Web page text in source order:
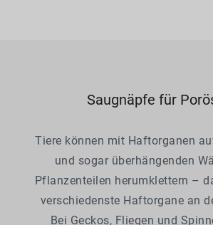
Saugnäpfe für
Tiere können mit Haftorganen
und sogar überhängenden
Pflanzenteilen herumklettern –
verschiedenste Haftorgane an
Bei Geckos, Fliegen und